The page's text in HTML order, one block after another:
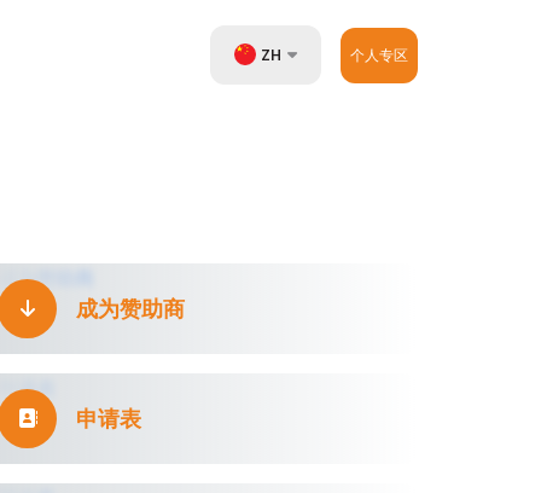
ZH 个人专区
成为赞助商
申请表